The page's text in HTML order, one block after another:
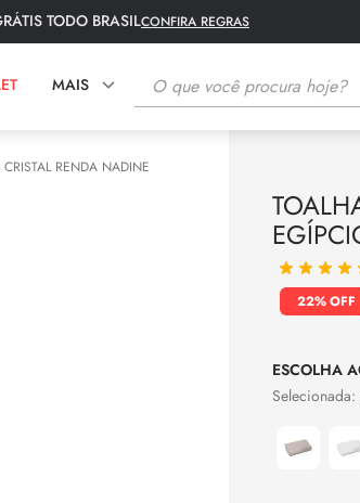
TODO BRASILCONFIRA REGRAS
MAIS O que você procura hoje?
RENDA NADINE
22%
TERMOS MAIS BUSCADOS